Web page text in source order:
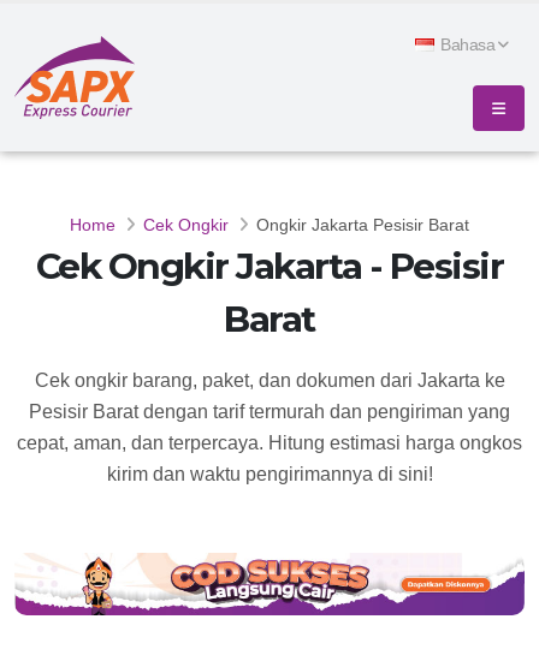
Bahasa
Home Cek Ongkir Ongkir Jakarta Pesisir Barat
Cek Ongkir Jakarta - Pesisir
Barat
Cek ongkir barang, paket, dan dokumen dari Jakarta ke
Pesisir Barat dengan tarif termurah dan pengiriman yang
cepat, aman, dan terpercaya. Hitung estimasi harga ongkos
kirim dan waktu pengirimannya di sini!